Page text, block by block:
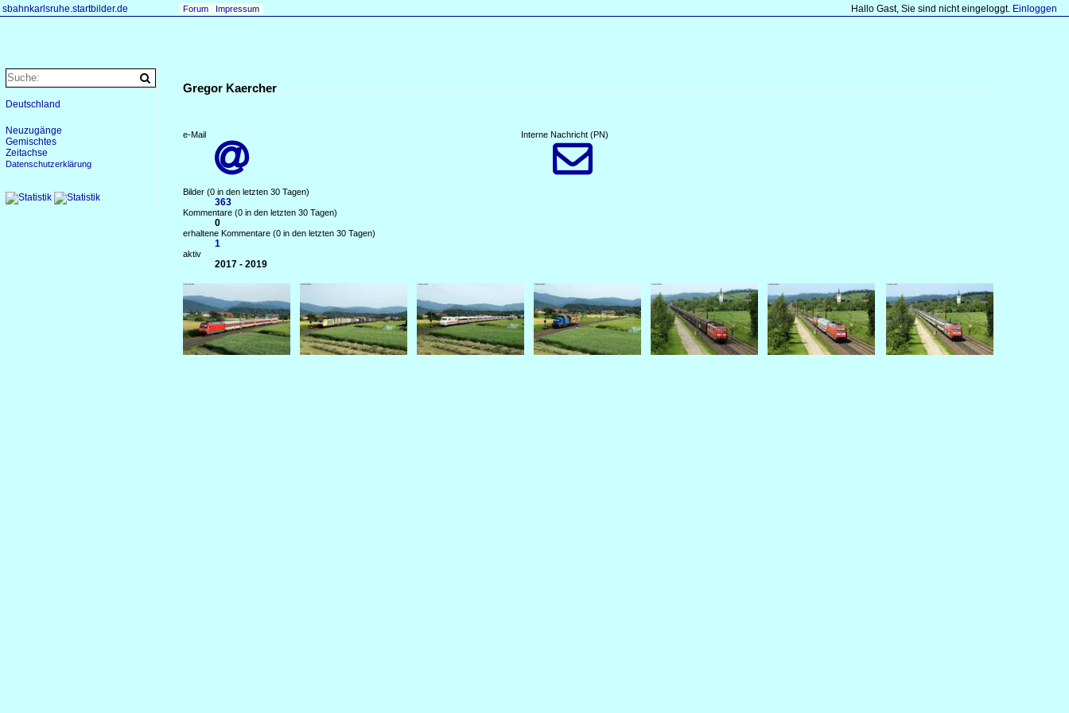
sbahnkarlsruhe.startbilder.de Hallo Gast, Sie sind nicht eingeloggt. Einloggen
Forum Impressum
Gregor Kaercher
Interne Nachricht (PN)

e-Mail

Bilder (0 in den letzten 30 Tagen)
363
Kommentare (0 in den letzten 30 Tagen)
0
erhaltene Kommentare (0 in den letzten 30 Tagen)
1
aktiv
2017 - 2019
Deutschland
Neuzugänge
Gemischtes
Zeitachse
Datenschutzerklärung